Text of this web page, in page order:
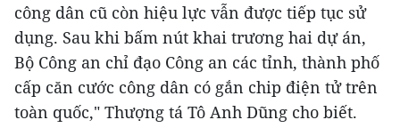
công dân cũ còn hiệu lực vẫn được tiếp tục sử
dụng. Sau khi bấm nút khai trương hai dự án,
Bộ Công an chỉ đạo Công an các tỉnh, thành phố
cấp căn cước công dân có gắn chip điện tử trên
toàn quốc," Thượng tá Tô Anh Dũng cho biết.